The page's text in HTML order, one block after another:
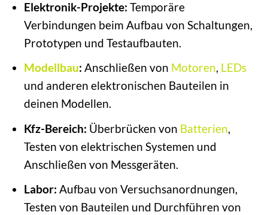
Elektronik-Projekte: Temporäre
Verbindungen beim Aufbau von Schaltungen,
Prototypen und Testaufbauten.
Modellbau: Anschließen von Motoren, LEDs
und anderen elektronischen Bauteilen in
deinen Modellen.
Kfz-Bereich: Überbrücken von Batterien,
Testen von elektrischen Systemen und
Anschließen von Messgeräten.
Labor: Aufbau von Versuchsanordnungen,
Testen von Bauteilen und Durchführen von